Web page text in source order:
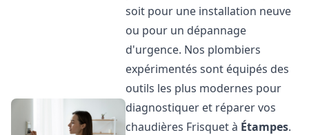
soit pour une installation neuve
ou pour un dépannage
d'urgence. Nos plombiers
expérimentés sont équipés des
outils les plus modernes pour
diagnostiquer et réparer vos
chaudières Frisquet à Étampes.